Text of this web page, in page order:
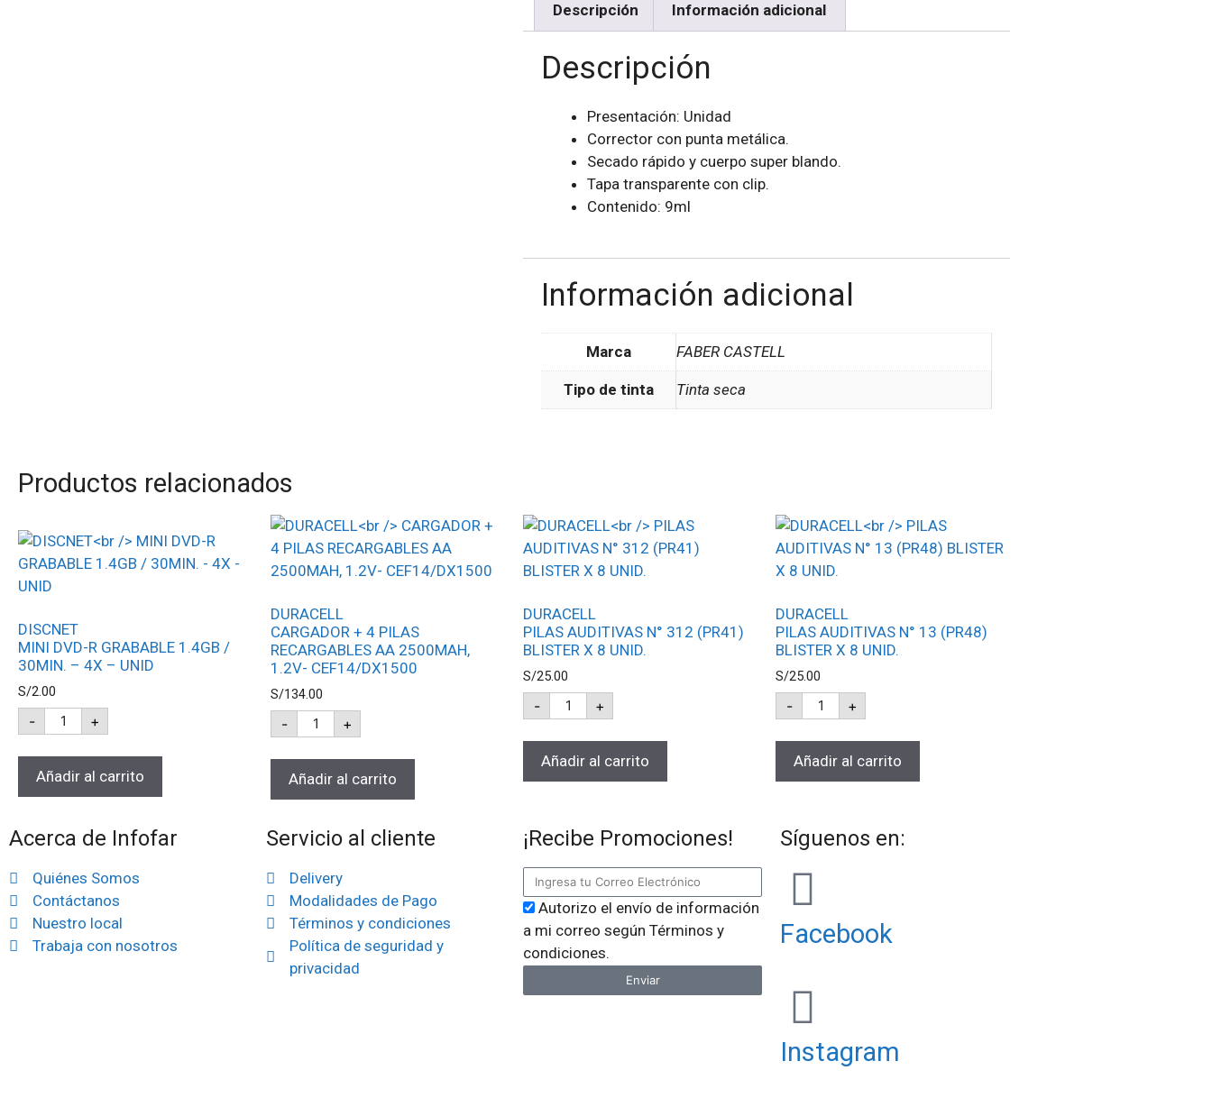
Descripción Información adicional
Descripción
Presentación: Unidad
Corrector con punta metálica.
Secado rápido y cuerpo super blando.
Tapa transparente con clip.
Contenido: 9ml
Información adicional
Marca FABER CASTELL
Tipo de tinta Tinta seca
Productos relacionados
DISCNET
MINI DVD-R GRABABLE 1.4GB /
30MIN. – 4X – UNID
S/2.00
- +
Añadir al carrito
DURACELL
CARGADOR + 4 PILAS
RECARGABLES AA 2500MAH,
1.2V- CEF14/DX1500
S/134.00
- +
Añadir al carrito
DURACELL
PILAS AUDITIVAS N° 312 (PR41)
BLISTER X 8 UNID.
S/25.00
- +
Añadir al carrito
DURACELL
PILAS AUDITIVAS N° 13 (PR48)
BLISTER X 8 UNID.
S/25.00
- +
Añadir al carrito
Acerca de Infofar
Quiénes Somos
Contáctanos
Nuestro local
Trabaja con nosotros
Servicio al cliente
Delivery
Modalidades de Pago
Términos y condiciones
Política de seguridad y
privacidad
¡Recibe Promociones!
Autorizo el envío de información
a mi correo según Términos y
condiciones.
Enviar
Síguenos en:
Facebook
Instagram